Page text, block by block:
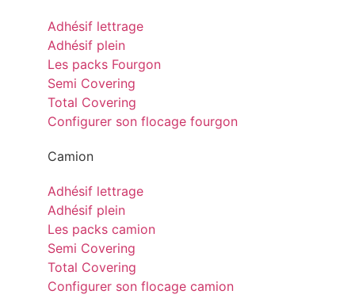
Adhésif lettrage
Adhésif plein
Les packs Fourgon
Semi Covering
Total Covering
Configurer son flocage fourgon
Camion
Adhésif lettrage
Adhésif plein
Les packs camion
Semi Covering
Total Covering
Configurer son flocage camion